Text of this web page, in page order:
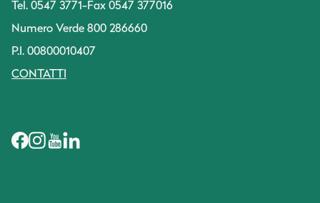
Tel. 0547 3771-Fax 0547 377016
Numero Verde 800 286660
P.I. 00800010407
CONTATTI